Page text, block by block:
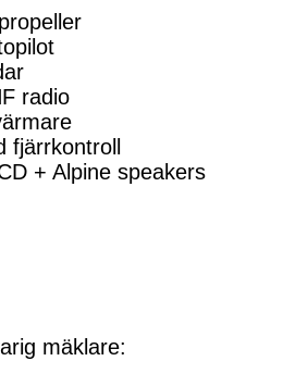
radio
fjärrkontroll
+ Alpine speakers
mäklare: